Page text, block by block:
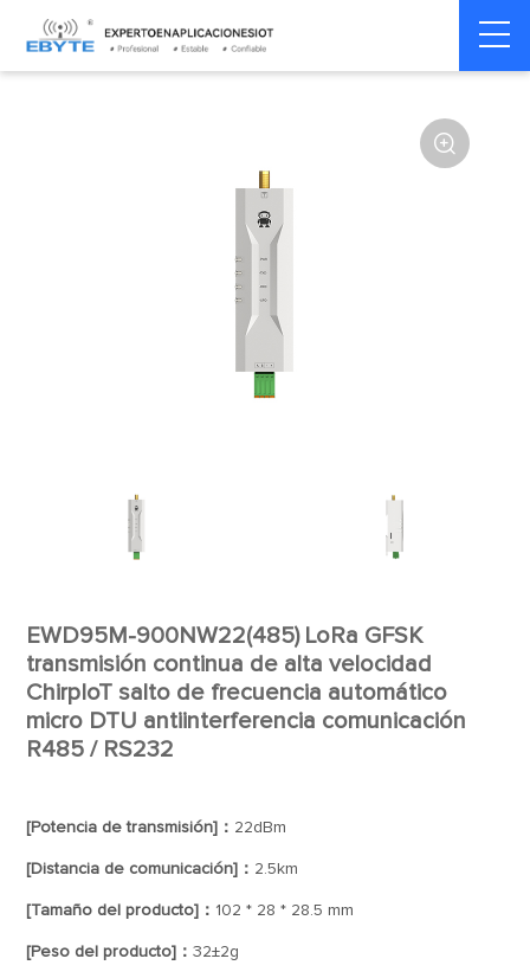
Home > Módem >
inalámbrico

EWD95M-900NW22(485) LoRa GFSK
transmisión continua de alta velocidad
ChirpIoT salto de frecuencia automático
micro DTU antiinterferencia comunicación
R485 / RS232
[Potencia de transmisión]： 22dBm
[Distancia de comunicación]： 2.5km
[Tamaño del producto]： 102 * 28 * 28.5 mm
[Peso del producto]：32±2g